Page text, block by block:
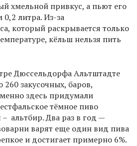
хмельной привкус, а пьют его
0,2 литра. Из-за
который раскрывается только
кёльш нельзя пить
Дюссельдорфа Альтштадте
260 закусочных, баров,
здесь придумали
тёмное пиво
альтбир. Два раз в год —
варят еще один вид пива
и достигает примерно 6%.